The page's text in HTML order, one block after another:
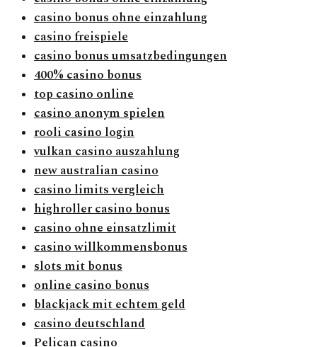
casino bonus ohne einzahlung
casino freispiele
casino bonus umsatzbedingungen
400% casino bonus
top casino online
casino anonym spielen
rooli casino login
vulkan casino auszahlung
new australian casino
casino limits vergleich
highroller casino bonus
casino ohne einsatzlimit
casino willkommensbonus
slots mit bonus
online casino bonus
blackjack mit echtem geld
casino deutschland
Pelican casino